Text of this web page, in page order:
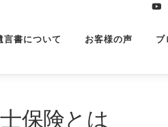
言書について お客様の声 ブ
保険とは